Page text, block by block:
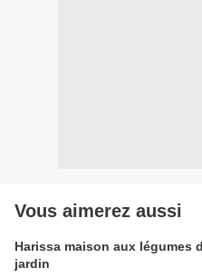
Vous aimerez aussi
Harissa maison aux légumes
jardin